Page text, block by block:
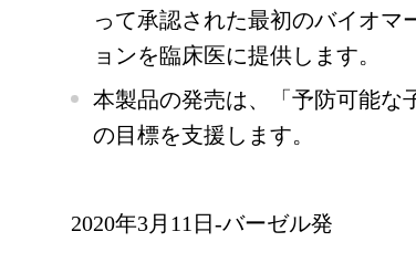
って承認された最初のバイオマ
ョンを臨床医に提供します。
本製品の発売は、「予防可能な
の目標を支援します。
2020年3月11日-バーゼル発